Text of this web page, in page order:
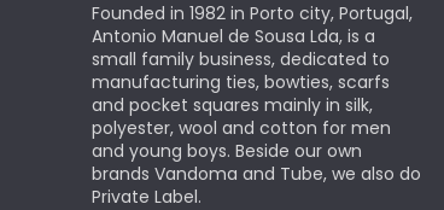
Founded in 1982 in Porto city, Portugal,
Antonio Manuel de Sousa Lda, is a
small family business, dedicated to
manufacturing ties, bowties, scarfs
and pocket squares mainly in silk,
polyester, wool and cotton for men
and young boys. Beside our own
brands Vandoma and Tube, we also do
Private Label.